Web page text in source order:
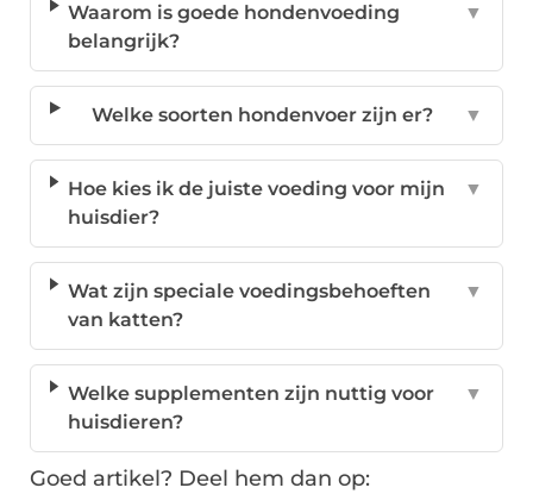
Waarom is goede hondenvoeding
belangrijk?
▼
Welke soorten hondenvoer zijn er? ▼
Hoe kies ik de juiste voeding voor mijn
huisdier?
▼
Wat zijn speciale voedingsbehoeften
van katten?
▼
Welke supplementen zijn nuttig voor
huisdieren?
▼
Goed artikel? Deel hem dan op: